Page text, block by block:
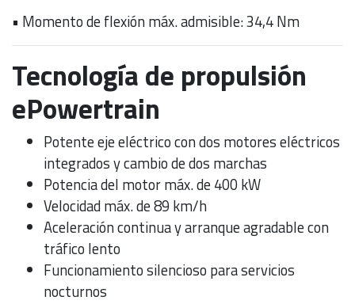
• Momento de flexión máx. admisible: 34,4 Nm
Tecnología de propulsión
ePowertrain
Potente eje eléctrico con dos motores eléctricos
integrados y cambio de dos marchas
Potencia del motor máx. de 400 kW
Velocidad máx. de 89 km/h
Aceleración continua y arranque agradable con
tráfico lento
Funcionamiento silencioso para servicios
nocturnos